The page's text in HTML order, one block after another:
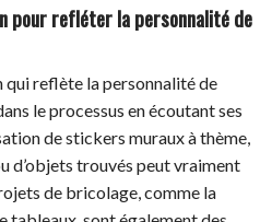
pour refléter la personnalité de
qui reflète la personnalité de
le processus en écoutant ses
de stickers muraux à thème,
d’objets trouvés peut vraiment
de bricolage, comme la